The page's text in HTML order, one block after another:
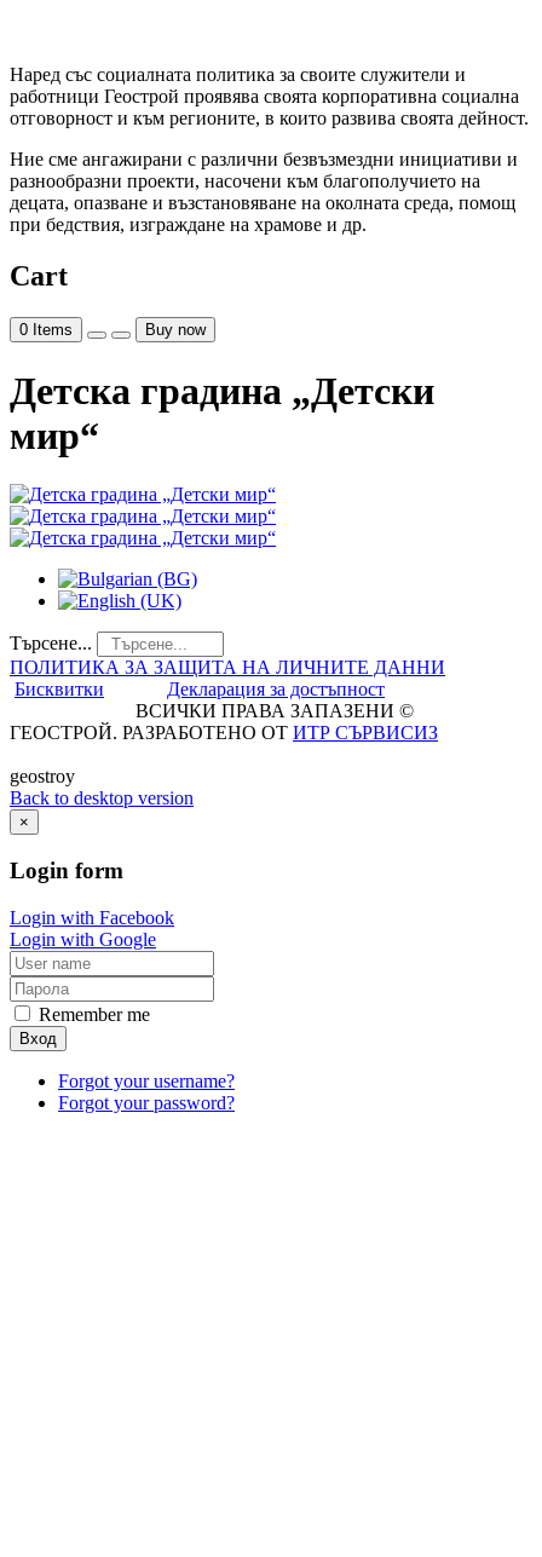
Наред със социалната политика за своите служители и
работници Геострой проявява своята корпоративна социална
отговорност и към регионите, в които развива своята дейност.
Ние сме ангажирани с различни безвъзмездни инициативи и
разнообразни проекти, насочени към благополучието на
децата, опазване и възстановяване на околната среда, помощ
при бедствия, изграждане на храмове и др.
Cart
0 Items Buy now
Детска градина „Детски
мир“
Търсене...
ПОЛИТИКА ЗА ЗАЩИТА НА ЛИЧНИТЕ ДАННИ
Бисквитки
Декларация за достъпност
ВСИЧКИ ПРАВА ЗАПАЗЕНИ ©
ГЕОСТРОЙ. РАЗРАБОТЕНО ОТ ИТР СЪРВИСИЗ
geostroy
Back to desktop version
×
Login form
Login with Facebook
Login with Google
Remember me
Вход
Forgot your username?
Forgot your password?